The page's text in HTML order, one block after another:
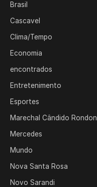
Brasil
Cascavel
Clima/Tempo
Economia
encontrados
Entretenimento
Esportes
Marechal Cândido Rondon
Mercedes
Mundo
Nova Santa Rosa
Novo Sarandi